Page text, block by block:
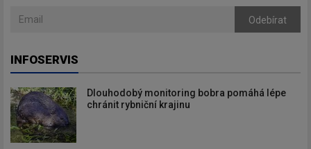
Odebírat
INFOSERVIS
Dlouhodobý monitoring bobra pomáhá lépe
chránit rybniční krajinu